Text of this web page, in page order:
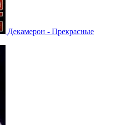
Декамерон - Прекрасные